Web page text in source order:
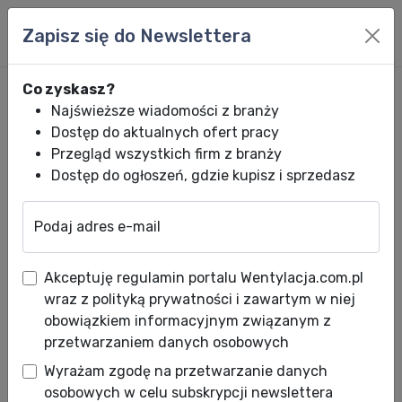
Armacell: Sposób na płaczące
rury
Data publikacji: 21.05.2012
O tym, jak istotna jest izolacja rur instalacji
Zapisz się do Newslettera
Co zyskasz?
Najświeższe wiadomości z branży
Dostęp do aktualnych ofert pracy
Przegląd wszystkich firm z branży
Dostęp do ogłoszeń, gdzie kupisz i sprzedasz
Podaj adres e-mail
Akceptuję regulamin portalu Wentylacja.com.pl
wraz z polityką prywatności i zawartym w niej
obowiązkiem informacyjnym związanym z
przetwarzaniem danych osobowych
Wyrażam zgodę na przetwarzanie danych
osobowych w celu subskrypcji newslettera